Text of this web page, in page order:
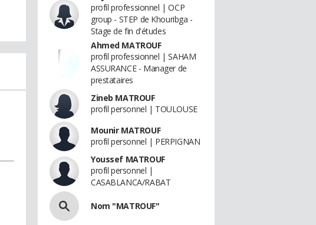
profil professionnel | OCP
group - STEP de Khouribga -
Stage de fin d'études
Ahmed MATROUF
profil professionnel | SAHAM
ASSURANCE - Manager de
prestataires
Zineb MATROUF
profil personnel | TOULOUSE
Mounir MATROUF
profil personnel | PERPIGNAN
Youssef MATROUF
profil personnel |
CASABLANCA/RABAT
Nom "MATROUF"